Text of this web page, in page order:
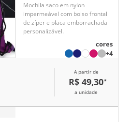
Mochila saco em nylon
impermeável com bolso frontal
de zíper e placa emborrachada
personalizável.
cores
+4
A partir de
R$ 49,30*
a unidade